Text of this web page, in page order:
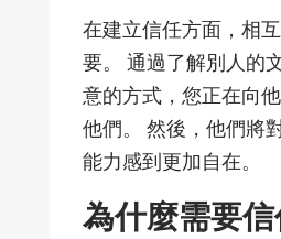
在建立信任方面，相
要。 通過了解別人的
意的方式，您正在向
他們。 然後，他們將
能力感到更加自在。
為什麼需要信